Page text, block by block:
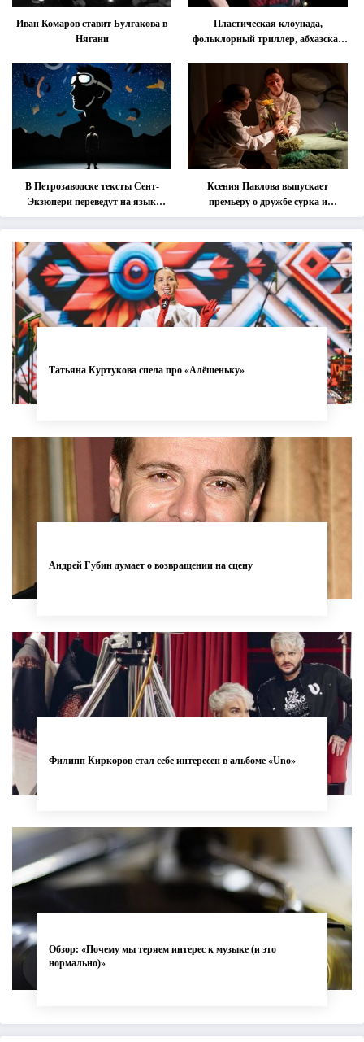
Иван Комаров ставит Булгакова в
Нягани
Пластическая клоунада,
фольклорный триллер, абхазская
втором этапе фестиваля «Монокль»
В Петрозаводске тексты Сент-
Экзюпери переведут на язык
современной хореографии
Ксения Павлова выпускает
премьеру о дружбе сурка и
одуванчика
Татьяна Куртукова спела про «Алёшеньку»
Андрей Губин думает о возвращении на сцену
Филипп Киркоров стал себе интересен в альбоме «Uno»
Обзор: «Почему мы теряем интерес к музыке (и это
нормально)»